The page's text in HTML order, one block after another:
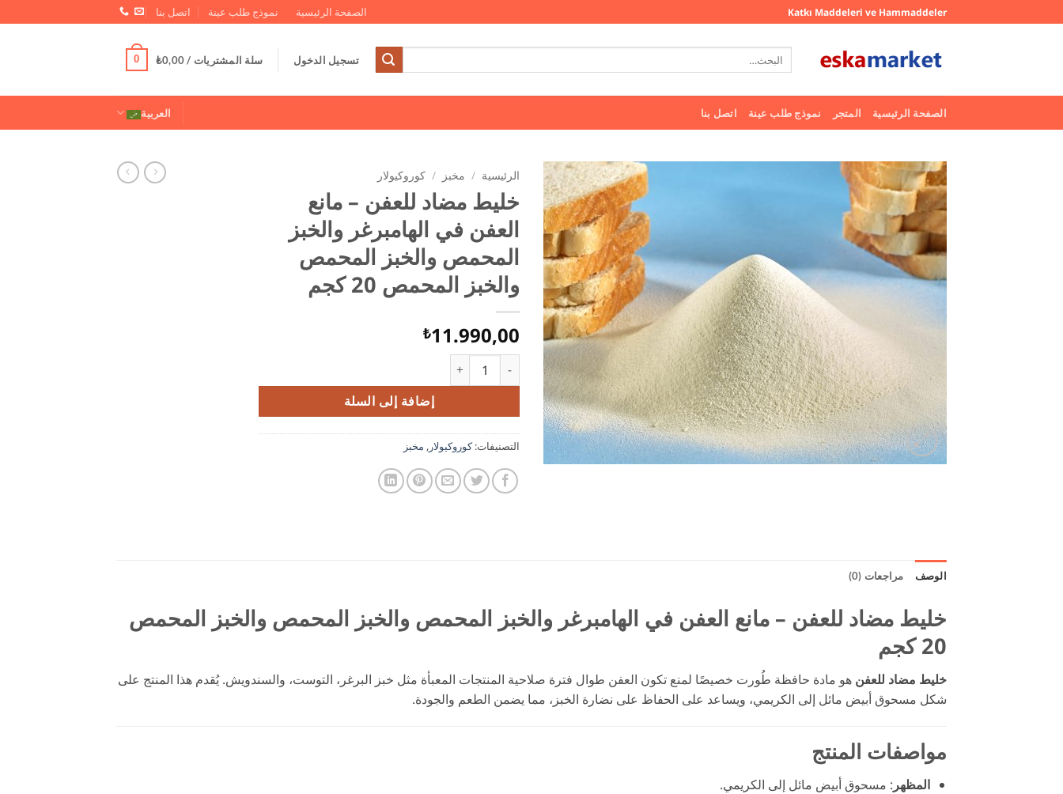
للمحتوى
Katkı Maddeleri ve Hammaddeler الصفحة الرئيسية نموذج طلب عينة اتصل بنا
البحث
عن:
تسجيل الدخول سلة المشتريات / ₺0,00
0
الصفحة الرئيسية المتجر نموذج طلب عينة اتصل بنا العربية
الرئيسية / مخبز / كوروكيولار
خليط مضاد للعفن – مانع
العفن في الهامبرغر والخبز
المحمص والخبز المحمص
والخبز المحمص 20 كجم
₺11.990,00
كمية خليط مضاد للعفن - مانع العفن في الهامبرغر والخبز المحمص والخبز المحمص والخبز المحمص 20 كجم
إضافة إلى السلة
التصنيفات:كوروكيولار , مخبز
الوصف مراجعات (0)
خليط مضاد للعفن – مانع العفن في الهامبرغر والخبز المحمص والخبز المحمص والخبز المحمص
20 كجم
خليط مضاد للعفن هو مادة حافظة طُورت خصيصًا لمنع تكون العفن طوال فترة صلاحية المنتجات المعبأة مثل خبز البرغر، التوست، والسندويش. يُقدم هذا المنتج على
شكل مسحوق أبيض مائل إلى الكريمي، ويساعد على الحفاظ على نضارة الخبز، مما يضمن الطعم والجودة.
مواصفات المنتج
المظهر : مسحوق أبيض مائل إلى الكريمي.